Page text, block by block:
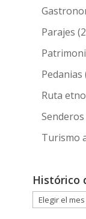
Parajes
Pedanias
Ruta
Senderos
Turismo
Histórico
Histórico